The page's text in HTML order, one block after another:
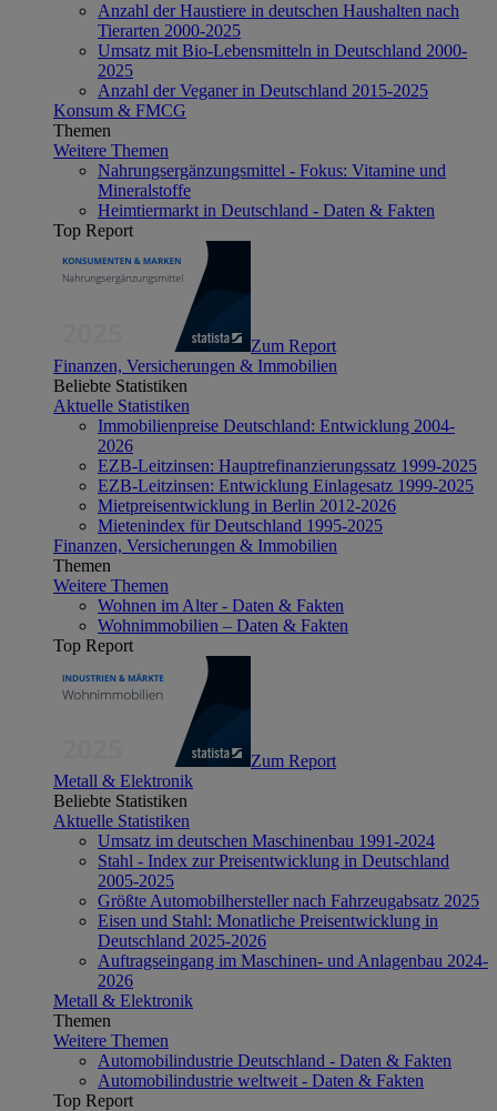
Anzahl der Haustiere in deutschen Haushalten nach
Tierarten 2000-2025
Umsatz mit Bio-Lebensmitteln in Deutschland 2000-
2025
Anzahl der Veganer in Deutschland 2015-2025
Konsum & FMCG
Themen
Weitere Themen
Nahrungsergänzungsmittel - Fokus: Vitamine und
Mineralstoffe
Heimtiermarkt in Deutschland - Daten & Fakten
Top Report
Zum Report
Finanzen, Versicherungen & Immobilien
Beliebte Statistiken
Aktuelle Statistiken
Immobilienpreise Deutschland: Entwicklung 2004-
2026
EZB-Leitzinsen: Hauptrefinanzierungssatz 1999-2025
EZB-Leitzinsen: Entwicklung Einlagesatz 1999-2025
Mietpreisentwicklung in Berlin 2012-2026
Mietenindex für Deutschland 1995-2025
Finanzen, Versicherungen & Immobilien
Themen
Weitere Themen
Wohnen im Alter - Daten & Fakten
Wohnimmobilien – Daten & Fakten
Top Report
Zum Report
Metall & Elektronik
Beliebte Statistiken
Aktuelle Statistiken
Umsatz im deutschen Maschinenbau 1991-2024
Stahl - Index zur Preisentwicklung in Deutschland
2005-2025
Größte Automobilhersteller nach Fahrzeugabsatz 2025
Eisen und Stahl: Monatliche Preisentwicklung in
Deutschland 2025-2026
Auftragseingang im Maschinen- und Anlagenbau 2024-
2026
Metall & Elektronik
Themen
Weitere Themen
Automobilindustrie Deutschland - Daten & Fakten
Automobilindustrie weltweit - Daten & Fakten
Top Report